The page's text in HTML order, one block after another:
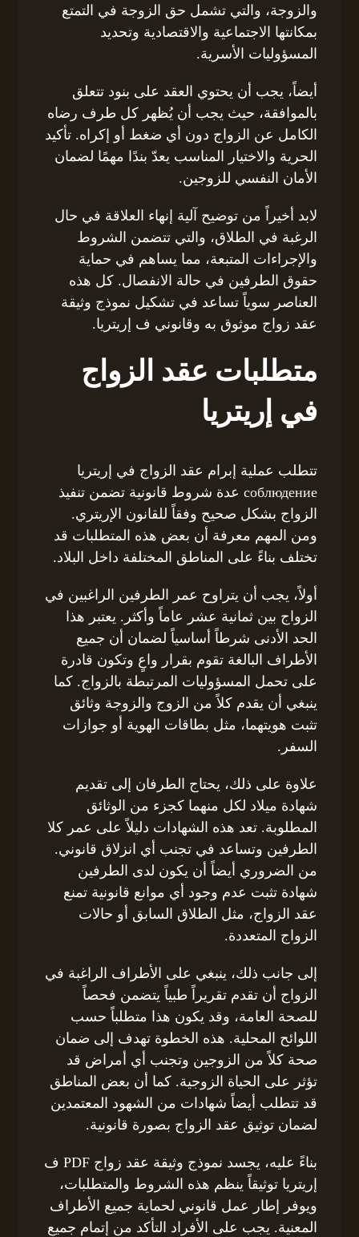
والزوجة، والتي تشمل حق الزوجة في التمتع
بمكانتها الاجتماعية والاقتصادية وتحديد
المسؤوليات الأسرية.
أيضاً، يجب أن يحتوي العقد على بنود تتعلق
بالموافقة، حيث يجب أن يُظهر كل طرف رضاه
الكامل عن الزواج دون أي ضغط أو إكراه. تأكيد
الحرية والاختيار المناسب يعدّ بندًا مهمًا لضمان
الأمان النفسي للزوجين.
لابد أخيراً من توضيح آلية إنهاء العلاقة في حال
الرغبة في الطلاق، والتي تتضمن الشروط
والإجراءات المتبعة، مما يساهم في حماية
حقوق الطرفين في حالة الانفصال. كل هذه
العناصر سوياً تساعد في تشكيل نموذج وثيقة
عقد زواج موثوق به وقانوني ف إريتريا.
متطلبات عقد الزواج
في إريتريا
تتطلب عملية إبرام عقد الزواج في إريتريا
соблюдение عدة شروط قانونية تضمن تنفيذ
الزواج بشكل صحيح وفقاً للقانون الإريتري.
ومن المهم معرفة أن بعض هذه المتطلبات قد
تختلف بناءً على المناطق المختلفة داخل البلاد.
أولاً، يجب أن يتراوح عمر الطرفين الراغبين في
الزواج بين ثمانية عشر عاماً وأكثر. يعتبر هذا
الحد الأدنى شرطاً أساسياً لضمان أن جميع
الأطراف البالغة تقوم بقرار واعٍ وتكون قادرة
على تحمل المسؤوليات المرتبطة بالزواج. كما
ينبغي أن يقدم كلاً من الزوج والزوجة وثائق
تثبت هويتهما، مثل بطاقات الهوية أو جوازات
السفر.
علاوة على ذلك، يحتاج الطرفان إلى تقديم
شهادة ميلاد لكل منهما كجزء من الوثائق
المطلوبة. تعد هذه الشهادات دليلاً على عمر كلا
الطرفين وتساعد في تجنب أي انزلاق قانوني.
من الضروري أيضاً أن يكون لدى الطرفين
شهادة تثبت عدم وجود أي موانع قانونية تمنع
عقد الزواج، مثل الطلاق السابق أو حالات
الزواج المتعددة.
إلى جانب ذلك، ينبغي على الأطراف الراغبة في
الزواج أن تقدم تقريراً طبياً يتضمن فحصاً
للصحة العامة، وقد يكون هذا متطلباً حسب
اللوائح المحلية. هذه الخطوة تهدف إلى ضمان
صحة كلاً من الزوجين وتجنب أي أمراض قد
تؤثر على الحياة الزوجية. كما أن بعض المناطق
قد تتطلب أيضاً شهادات من الشهود المعتمدين
لضمان توثيق عقد الزواج بصورة قانونية.
بناءً عليه، يجسد نموذج وثيقة عقد زواج PDF ف
إريتريا توثيقاً ينظم هذه الشروط والمتطلبات،
ويوفر إطار عمل قانوني لحماية جميع الأطراف
المعنية. يجب على الأفراد التأكد من إتمام جميع